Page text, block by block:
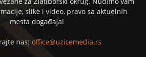
slike i video, pravo sa aktuelnih
mesta događaja!
nas: office@uzicemedia.rs